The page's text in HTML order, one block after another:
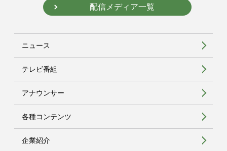
配信メディア一覧
ニュース
テレビ番組
アナウンサー
各種コンテンツ
企業紹介